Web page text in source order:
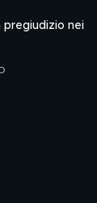
pregiudizio nei